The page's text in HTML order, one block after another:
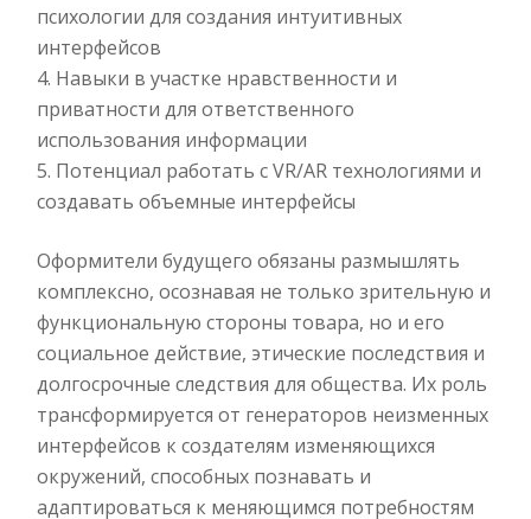
психологии для создания интуитивных
интерфейсов
Навыки в участке нравственности и
приватности для ответственного
использования информации
Потенциал работать с VR/AR технологиями и
создавать объемные интерфейсы
Оформители будущего обязаны размышлять
комплексно, осознавая не только зрительную и
функциональную стороны товара, но и его
социальное действие, этические последствия и
долгосрочные следствия для общества. Их роль
трансформируется от генераторов неизменных
интерфейсов к создателям изменяющихся
окружений, способных познавать и
адаптироваться к меняющимся потребностям